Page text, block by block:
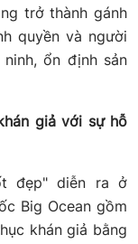
trở thành gánh
quyền và người
ổn định sản
giả với sự hỗ
đẹp" diễn ra ở
Big Ocean gồm
khán giả bằng